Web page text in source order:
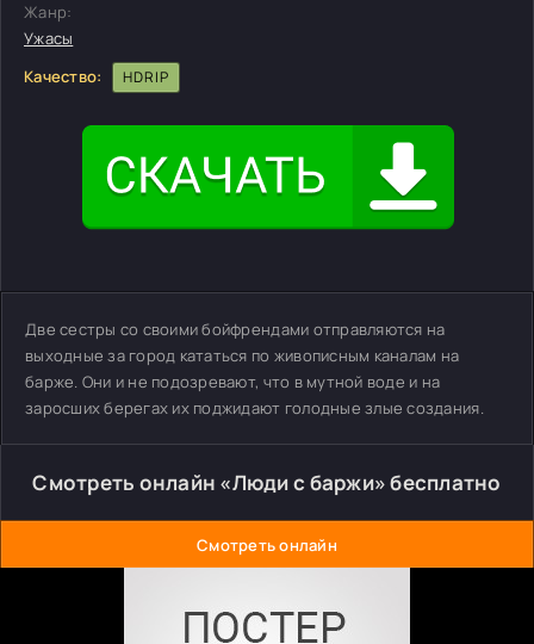
Жанр:
Ужасы
Качество:
HDRIP
Две сестры со своими бойфрендами отправляются на
выходные за город кататься по живописным каналам на
барже. Они и не подозревают, что в мутной воде и на
заросших берегах их поджидают голодные злые создания.
Смотреть онлайн «Люди с баржи» бесплатно
Смотреть онлайн